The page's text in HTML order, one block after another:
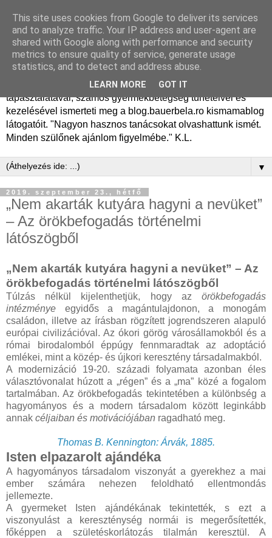
Dr. Bauer Béla Ph.D.
gyermekgyógyász
Dr. Bauer Béla Ph.D. gyermekgyógyász főorvos, 50 éves
tapasztalatával, számos gyermekbetegség tüneteivel és
kezelésével ismerteti meg a blog.bauerbela.ro kismamablog
látogatóit. "Nagyon hasznos tanácsokat olvashattunk ismét.
Minden szülőnek ajánlom figyelmébe." K.L.
▼
2019. szeptember 23., hétfő
„Nem akarták kutyára hagyni a nevüket”
– Az örökbefogadás történelmi
látószögből
„Nem akarták kutyára hagyni a nevüket” – Az
örökbefogadás történelmi látószögből
Túlzás nélkül kijelenthetjük, hogy az örökbefogadás
intézménye egyidős a magántulajdonon, a monogám
családon, illetve az írásban rögzített jogrendszeren alapuló
európai civilizációval. Az ókori görög városállamokból és a
római birodalomból éppúgy fennmaradtak az adoptáció
emlékei, mint a közép- és újkori keresztény társadalmakból.
A modernizáció 19-20. századi folyamata azonban éles
választóvonalat húzott a „régen” és a „ma” közé a fogalom
tartalmában. Az örökbefogadás tekintetében a különbség a
hagyományos és a modern társadalom között leginkább
annak céljaiban és motivációjában ragadható meg.
Thomas B. Kennington: Árvák, 1885.
Isten elpazarolt ajándéka
A hagyományos társadalom viszonyát a gyerekhez a mai
ember számára nehezen feloldható ellentmondás
jellemezte.
A gyermeket Isten ajándékának tekintették, s ezt a
viszonyulást a kereszténység normái is megerősítették,
főképpen a születéskorlátozás tilalmán keresztül. A
This site uses cookies from Google to deliver its services
and to analyze traffic. Your IP address and user-agent are
shared with Google along with performance and security
metrics to ensure quality of service, generate usage
statistics, and to detect and address abuse.
LEARN MORE GOT IT